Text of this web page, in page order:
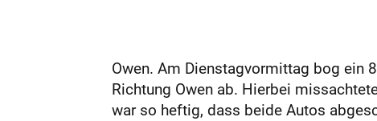
Owen. Am Dienstagvormittag bog ein
Richtung Owen ab. Hierbei
war so heftig, dass beide Autos